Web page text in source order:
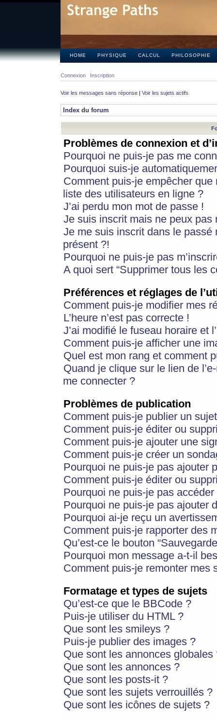
HOME PHYSIQUE CALCUL PHILOSOPHIE
Connexion Inscription
Voir les messages sans réponse | Voir les sujets actifs
Index du forum
Problèmes de connexion et
Pourquoi ne puis-je pas me
Pourquoi suis-je
Comment puis-je empêcher
liste des utilisateurs en ligne ?
J’ai perdu mon mot de passe !
Je suis inscrit mais ne peux pas
Je me suis inscrit dans le
présent ?!
Pourquoi ne puis-je pas
A quoi sert “Supprimer tous les
Préférences et réglages de
Comment puis-je modifier mes
L’heure n’est pas correcte !
J’ai modifié le fuseau horaire et
Comment puis-je afficher une
Quel est mon rang et comment
Quand je clique sur le lien de
me connecter ?
Problèmes de publication
Comment puis-je publier un
Comment puis-je éditer ou
Comment puis-je ajouter une
Comment puis-je créer un
Pourquoi ne puis-je pas ajouter
Comment puis-je éditer ou
Pourquoi ne puis-je pas
Pourquoi ne puis-je pas ajouter
Pourquoi ai-je reçu un
Comment puis-je rapporter des
Qu’est-ce le bouton
Pourquoi mon message a-t-il
Comment puis-je remonter mes
Formatage et types de sujets
Qu’est-ce que le BBCode ?
Puis-je utiliser du HTML ?
Que sont les smileys ?
Puis-je publier des images ?
Que sont les annonces globales
Que sont les annonces ?
Que sont les posts-it ?
Que sont les sujets verrouillés ?
Que sont les icônes de sujets ?